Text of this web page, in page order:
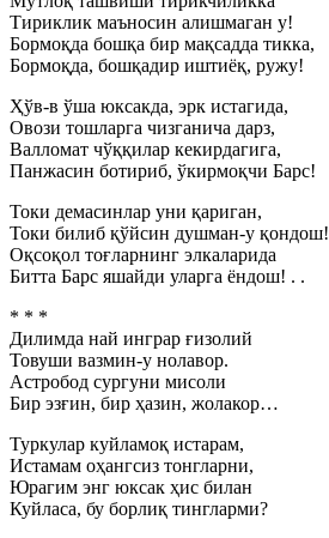
Тириклик маъносин алишмаган у!
Бормоқда бошқа бир мақсадда тикка,
Бормоқда, бошқадир иштиёқ, ружу!
Ҳўв-в ўша юксакда, эрк истагида,
Овози тошларга чизганича дарз,
Валломат чўққилар кекирдагига,
Панжасин ботириб, ўкирмоқчи Барс!
Токи демасинлар уни қариган,
Токи билиб қўйсин душман-у қондош!
Оқсоқол тоғларнинг элкаларида
Битта Барс яшайди уларга ёндош! . .
* * *
Дилимда най инграр ғизолий
Товуши вазмин-у нолавор.
Астробод сургуни мисоли
Бир эзғин, бир ҳазин, жолакор…
Туркулар куйламоқ истарам,
Истамам оҳангсиз тонгларни,
Юрагим энг юксак ҳис билан
Куйласа, бу борлиқ тингларми?